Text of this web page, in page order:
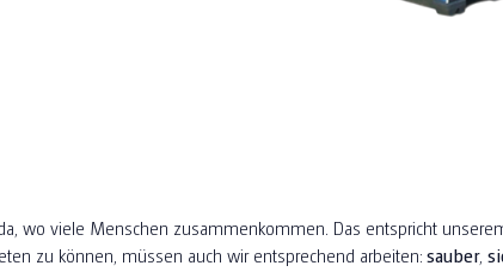
wo viele Menschen zusammenkommen. Das entspricht
zu können, müssen auch wir entsprechend arbeiten:sauber,